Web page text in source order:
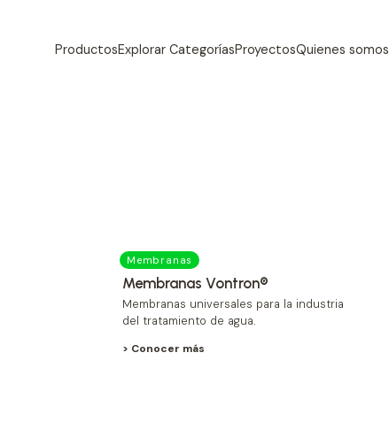
ProductosExplorar CategoríasProyectosQuienes somos
Membranas
Membranas Vontron®
Membranas universales para la industria
del tratamiento de agua.
> Conocer más